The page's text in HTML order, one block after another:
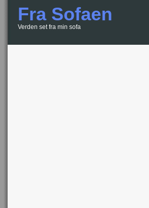
Fra Sofaen
Verden set fra min sofa